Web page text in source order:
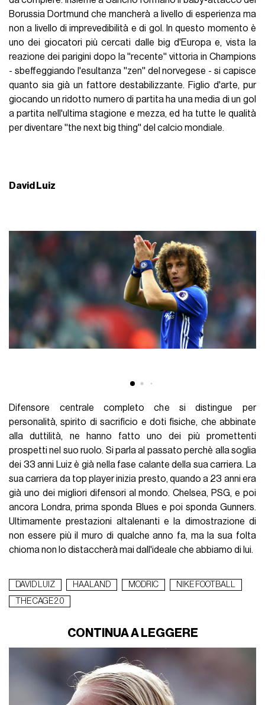
Borussia Dortmund che mancherà a livello di esperienza ma
non a livello di imprevedibilità e di gol. In questo momento è
uno dei giocatori più cercati dalle big d'Europa e, vista la
reazione dei parigini dopo la ''recente'' vittoria in Champions
- sbeffeggiando l'esultanza ''zen'' del norvegese - si capisce
quanto sia già un fattore destabilizzante. Figlio d'arte, pur
giocando un ridotto numero di partita ha una media di un gol
a partita nell'ultima stagione e mezza, ed ha tutte le qualità
per diventare ''the next big thing'' del calcio mondiale.
David Luiz
Difensore centrale completo che si distingue per
personalità, spirito di sacrificio e doti fisiche, che abbinate
alla duttilità, ne hanno fatto uno dei più promettenti
prospetti nel suo ruolo. Si parla al passato perchè alla soglia
dei 33 anni Luiz è già nella fase calante della sua carriera. La
sua carriera da top player inizia presto, quando a 23 anni era
già uno dei migliori difensori al mondo. Chelsea, PSG, e poi
ancora Londra, prima sponda Blues e poi sponda Gunners.
Ultimamente prestazioni altalenanti e la dimostrazione di
non essere più il muro di qualche anno fa, ma la sua folta
chioma non lo distaccherà mai dall'ideale che abbiamo di lui.
DAVID LUIZ HAALAND MODRIC
NIKE FOOTBALL
THE CAGE 2.0
CONTINUA A LEGGERE